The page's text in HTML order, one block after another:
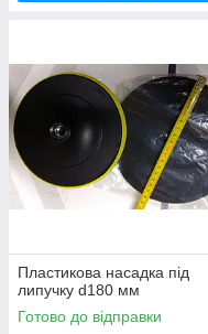
Пластикова насадка під
липучку d180 мм
Готово до відправки